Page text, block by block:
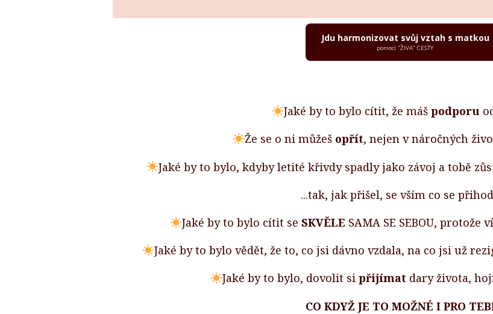
Jdu harmonizovat svůj vztah s matkou
pomocí "ŽIVA" CESTY
Jaké by to bylo cítit, že mášpodporu
Že se o ni můžeš opřít, nejen v náročných
Jaké by to bylo, kdyby letité křivdy spadly jako závoj a tobě
...tak, jak přišel, se vším co se
Jaké by to bylo cítit se SKVĚLE SAMA SE SEBOU, protože
Jaké by to bylo vědět, že to, co jsi dávno vzdala, na co jsi už
Jaké by to bylo, dovolit sipřijímat dary života,
CO KDYŽ JE TO MOŽNÉ I PRO